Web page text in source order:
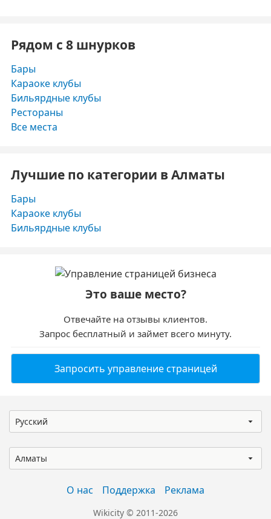
Рядом с 8 шнурков
Бары
Караоке клубы
Бильярдные клубы
Рестораны
Все места
Лучшие по категории в Алматы
Бары
Караоке клубы
Бильярдные клубы
Это ваше место?
Отвечайте на отзывы клиентов.
Запрос бесплатный и займет всего минуту.
Запросить управление страницей
Русский
Алматы
О нас Поддержка Реклама
Wikicity © 2011-2026